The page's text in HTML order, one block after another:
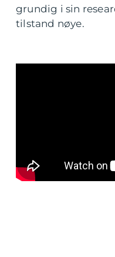
grundig i sin
tilstand nøye.